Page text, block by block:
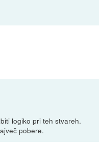
logiko pri teh stvareh.
pobere.